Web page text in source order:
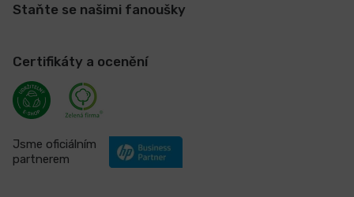
Staňte se našimi fanoušky
Certifikáty a ocenění
Jsme oficiálním
partnerem